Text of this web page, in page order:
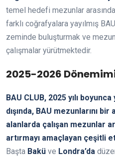
temel hedefi mezunlar
farklı coğrafyalara yayılmış
zeminde buluşturmak ve
çalışmalar yürütmektedir.
2025-2026
BAU CLUB, 2025 yılı
dışında, BAU mezunlarını
alanlarda çalışan mezunlar
artırmayı amaçlayan çeşitli
Başta Bakü ve Londra’da